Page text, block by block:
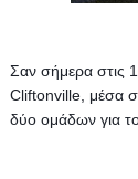
Σαν σήμερα στις
Cliftonville, μέσα
δύο ομάδων για